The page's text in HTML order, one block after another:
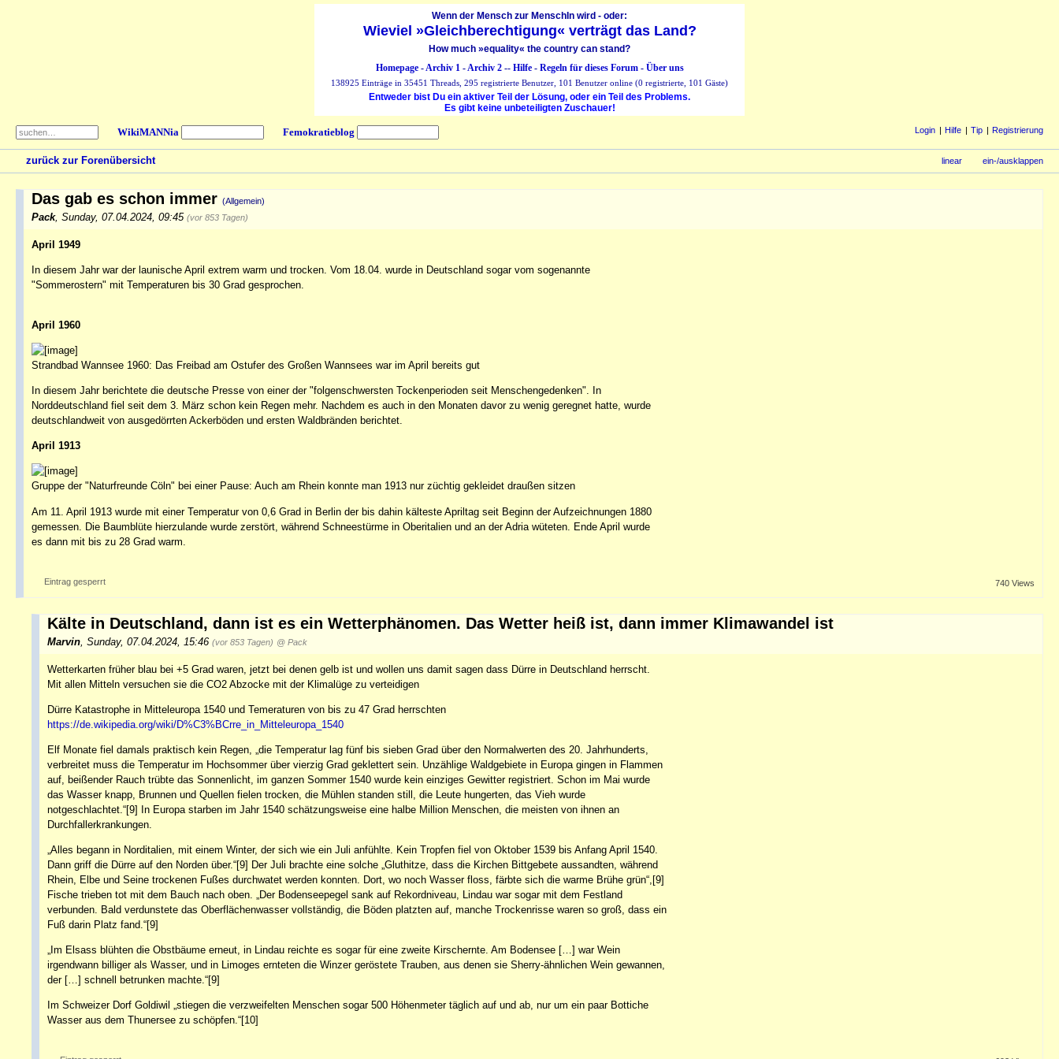
Wenn der Mensch zur MenschIn wird - oder:
Wieviel »Gleichberechtigung« verträgt das Land?
How much »equality« the country can stand?
Homepage-Archiv 1-Archiv 2-- Hilfe- Regeln für dieses Forum- Über uns
138925 Einträge in 35451 Threads, 295 registrierte Benutzer, 101 Benutzer online (0 registrierte, 101 Gäste)
Entweder bist Du ein aktiver Teil der Lösung, oder ein Teil des Problems.
Es gibt keine unbeteiligten Zuschauer!
WikiMANNia Femokratieblog Login Hilfe Tip Registrierung
zurück zur Forenübersicht linear ein-/ausklappen
Das gab es schon immer (Allgemein)
Pack, Sunday, 07.04.2024, 09:45 (vor 853 Tagen)
April 1949
In diesem Jahr war der launische April extrem warm und trocken. Vom 18.04. wurde in Deutschland sogar vom sogenannte
"Sommerostern" mit Temperaturen bis 30 Grad gesprochen.
April 1960
Strandbad Wannsee 1960: Das Freibad am Ostufer des Großen Wannsees war im April bereits gut
In diesem Jahr berichtete die deutsche Presse von einer der "folgenschwersten Tockenperioden seit Menschengedenken". In
Norddeutschland fiel seit dem 3. März schon kein Regen mehr. Nachdem es auch in den Monaten davor zu wenig geregnet hatte, wurde
deutschlandweit von ausgedörrten Ackerböden und ersten Waldbränden berichtet.
April 1913
Gruppe der "Naturfreunde Cöln" bei einer Pause: Auch am Rhein konnte man 1913 nur züchtig gekleidet draußen sitzen
Am 11. April 1913 wurde mit einer Temperatur von 0,6 Grad in Berlin der bis dahin kälteste Apriltag seit Beginn der Aufzeichnungen 1880
gemessen. Die Baumblüte hierzulande wurde zerstört, während Schneestürme in Oberitalien und an der Adria wüteten. Ende April wurde
es dann mit bis zu 28 Grad warm.
Eintrag gesperrt 740 Views
Kälte in Deutschland, dann ist es ein Wetterphänomen. Das Wetter heiß ist, dann immer Klimawandel ist
Marvin Sunday, 07.04.2024, 15:46 (vor 853 Tagen) @ Pack
Wetterkarten früher blau bei +5 Grad waren, jetzt bei denen gelb ist und wollen uns damit sagen dass Dürre in Deutschland herrscht.
Mit allen Mitteln versuchen sie die CO2 Abzocke mit der Klimalüge zu verteidigen
Dürre Katastrophe in Mitteleuropa 1540 und Temeraturen von bis zu 47 Grad herrschten
https://de.wikipedia.org/wiki/D%C3%BCrre_in_Mitteleuropa_1540
Elf Monate fiel damals praktisch kein Regen, „die Temperatur lag fünf bis sieben Grad über den Normalwerten des 20. Jahrhunderts,
verbreitet muss die Temperatur im Hochsommer über vierzig Grad geklettert sein. Unzählige Waldgebiete in Europa gingen in Flammen
auf, beißender Rauch trübte das Sonnenlicht, im ganzen Sommer 1540 wurde kein einziges Gewitter registriert. Schon im Mai wurde
das Wasser knapp, Brunnen und Quellen fielen trocken, die Mühlen standen still, die Leute hungerten, das Vieh wurde
notgeschlachtet.“[9] In Europa starben im Jahr 1540 schätzungsweise eine halbe Million Menschen, die meisten von ihnen an
Durchfallerkrankungen.
„Alles begann in Norditalien, mit einem Winter, der sich wie ein Juli anfühlte. Kein Tropfen fiel von Oktober 1539 bis Anfang April 1540.
Dann griff die Dürre auf den Norden über.“[9] Der Juli brachte eine solche „Gluthitze, dass die Kirchen Bittgebete aussandten, während
Rhein, Elbe und Seine trockenen Fußes durchwatet werden konnten. Dort, wo noch Wasser floss, färbte sich die warme Brühe grün“,[9]
Fische trieben tot mit dem Bauch nach oben. „Der Bodenseepegel sank auf Rekordniveau, Lindau war sogar mit dem Festland
verbunden. Bald verdunstete das Oberflächenwasser vollständig, die Böden platzten auf, manche Trockenrisse waren so groß, dass ein
Fuß darin Platz fand.“[9]
„Im Elsass blühten die Obstbäume erneut, in Lindau reichte es sogar für eine zweite Kirschernte. Am Bodensee […] war Wein
irgendwann billiger als Wasser, und in Limoges ernteten die Winzer geröstete Trauben, aus denen sie Sherry-ähnlichen Wein gewannen,
der […] schnell betrunken machte.“[9]
Im Schweizer Dorf Goldiwil „stiegen die verzweifelten Menschen sogar 500 Höhenmeter täglich auf und ab, nur um ein paar Bottiche
Wasser aus dem Thunersee zu schöpfen.“[10]